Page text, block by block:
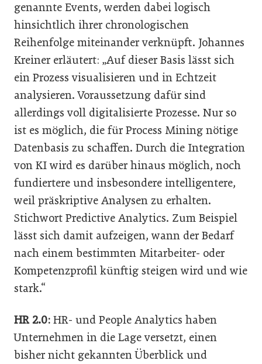
genannte Events, werden dabei logisch
hinsichtlich ihrer chronologischen
Reihenfolge miteinander verknüpft. Johannes
Kreiner erläutert: „Auf dieser Basis lässt sich
ein Prozess visualisieren und in Echtzeit
analysieren. Voraussetzung dafür sind
allerdings voll digitalisierte Prozesse. Nur so
ist es möglich, die für Process Mining nötige
Datenbasis zu schaffen. Durch die Integration
von KI wird es darüber hinaus möglich, noch
fundiertere und insbesondere intelligentere,
weil präskriptive Analysen zu erhalten.
Stichwort Predictive Analytics. Zum Beispiel
lässt sich damit aufzeigen, wann der Bedarf
nach einem bestimmten Mitarbeiter- oder
Kompetenzprofil künftig steigen wird und wie
stark.“
HR 2.0: HR- und People Analytics haben
Unternehmen in die Lage versetzt, einen
bisher nicht gekannten Überblick und